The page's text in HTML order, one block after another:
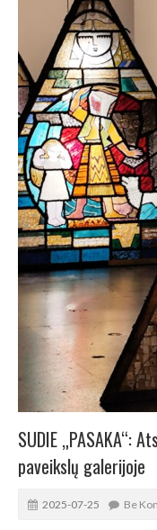
SUDIE „PASAKA“:
paveikslų galerijoje
2025-07-25 Be